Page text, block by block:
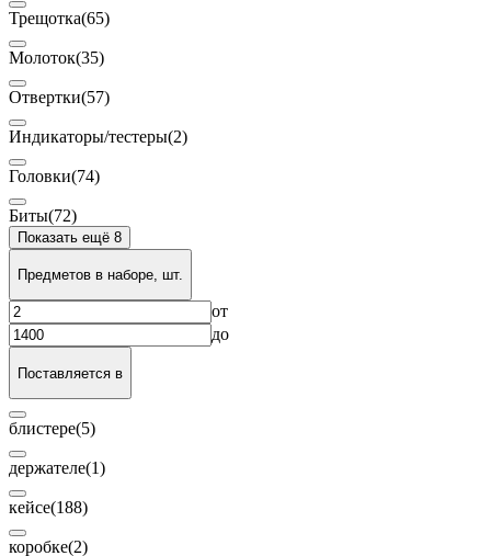
Трещотка(65)
Молоток(35)
Отвертки(57)
Индикаторы/тестеры(2)
Головки(74)
Биты(72)
Показать ещё 8
Предметов в наборе, шт.
от
до
Поставляется в
блистере(5)
держателе(1)
кейсе(188)
коробке(2)